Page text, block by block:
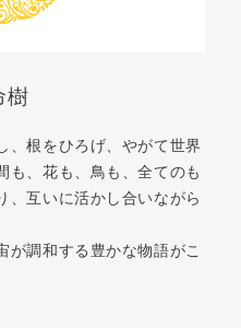
樹
、根をひろげ、やがて世界
も、花も、鳥も、全てのも
、互いに活かし合いながら
が調和する豊かな物語がこ